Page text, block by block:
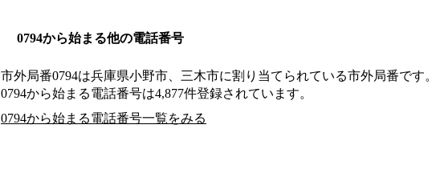
0794から始まる他の電話番号
市外局番0794は兵庫県小野市、三木市に割り当てられている市外局番です。
0794から始まる電話番号は4,877件登録されています。
0794から始まる電話番号一覧をみる